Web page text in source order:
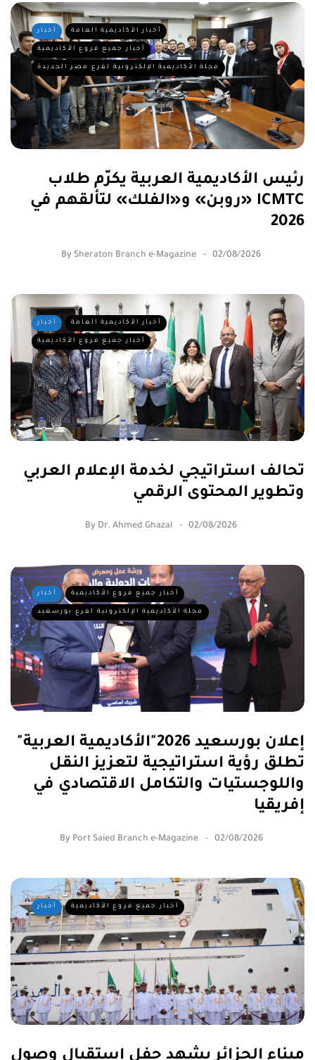
أخبار أخبار الأكاديمية العامة
أخبار جميع فروع الأكاديمية
مجلة الأكاديمية الإلكترونية لفرع مصر الجديدة
رئيس الأكاديمية العربية يكرّم طلاب
«روبن» و«الفلك» لتألقهم في ICMTC
2026
By Sheraton Branch e-Magazine 02/08/2026
أخبار أخبار الأكاديمية العامة
أخبار جميع فروع الأكاديمية
تحالف استراتيجي لخدمة الإعلام العربي
وتطوير المحتوى الرقمي
By Dr. Ahmed Ghazal 02/08/2026
أخبار أخبار جميع فروع الأكاديمية
مجلة الأكاديمية الإلكترونية لفرع بورسعيد
إعلان بورسعيد 2026"الأكاديمية العربية"
تطلق رؤية استراتيجية لتعزيز النقل
واللوجستيات والتكامل الاقتصادي في
إفريقيا
By Port Saied Branch e-Magazine 02/08/2026
أخبار أخبار جميع فروع الأكاديمية